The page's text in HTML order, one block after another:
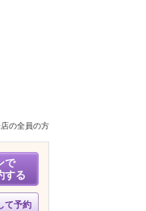
の全員の方
で
する
て予約